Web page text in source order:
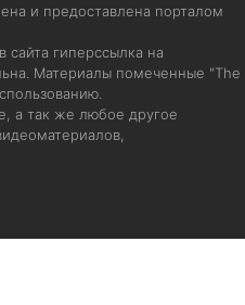
и предоставлена порталом
сайта гиперссылка на
Материалы помеченные "The
а так же любое другое